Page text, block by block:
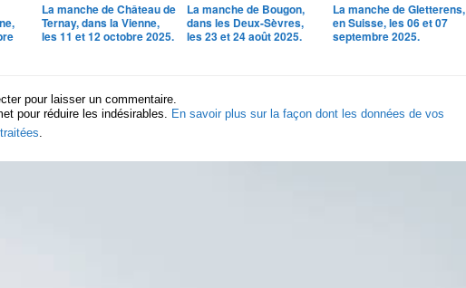
La manche de Château de
Ternay, dans la Vienne,
les 11 et 12 octobre 2025.
La manche de Bougon,
dans les Deux-Sèvres,
les 23 et 24 août 2025.
La manche de Gletterens,
en Suisse, les 06 et 07
septembre 2025.
pour laisser un commentaire.
pour réduire les indésirables. En savoir plus sur la façon dont les données de vos
.